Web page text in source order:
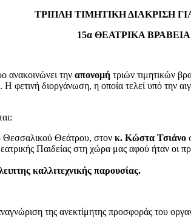
ΤΡΙΠΛΗ ΤΙΜΗΤΙΚΗ ΔΙΑΚΡΙΣΗ
15α ΘΕΑΤΡΙΚΑ
ανακοινώνει την απονομή τριών τιμητικών
. Η φετινή διοργάνωση, η οποία τελεί υπό την
Θεσσαλικού Θεάτρου, στον κ. Κώστα Τσιάνο
Παιδείας στη χώρα μας αφού ήταν οι
καλλιτεχνικής παρουσίας.
της ανεκτίμητης προσφοράς του